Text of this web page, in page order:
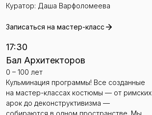
Куратор: Даша Варфоломеева
Записаться на мастер-класс
17:30
Бал Архитекторов
0 – 100 лет
Кульминация программы! Все созданные
на мастер-классах костюмы — от римских
арок до деконструктивизма —
собираются в одном пространстве. Мы